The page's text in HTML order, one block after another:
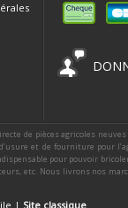
de pièces agricoles
et de fourniture pour
pour pouvoir
etc. Nous livrons nos
| Site classique